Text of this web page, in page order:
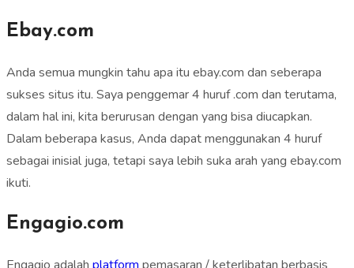
Ebay.com
Anda semua mungkin tahu apa itu ebay.com dan seberapa
sukses situs itu. Saya penggemar 4 huruf .com dan terutama,
dalam hal ini, kita berurusan dengan yang bisa diucapkan.
Dalam beberapa kasus, Anda dapat menggunakan 4 huruf
sebagai inisial juga, tetapi saya lebih suka arah yang ebay.com
ikuti.
Engagio.com
Engagio adalah platform pemasaran / keterlibatan berbasis